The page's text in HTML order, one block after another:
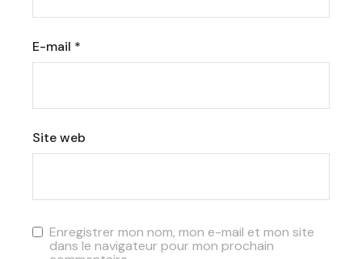
E-mail *
Site web
Enregistrer mon nom, mon e-mail et mon site
dans le navigateur pour mon prochain